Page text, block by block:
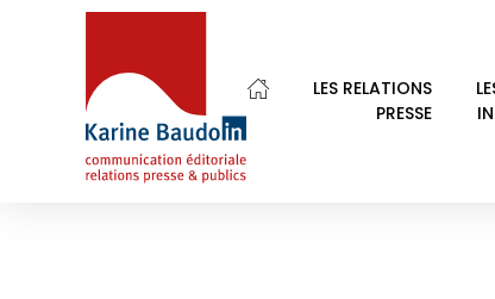
LES RELATIONS
PRESSE